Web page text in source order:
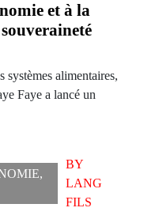
et à la
systèmes alimentaires,
Faye a lancé un
,
BY
LANG
FILS